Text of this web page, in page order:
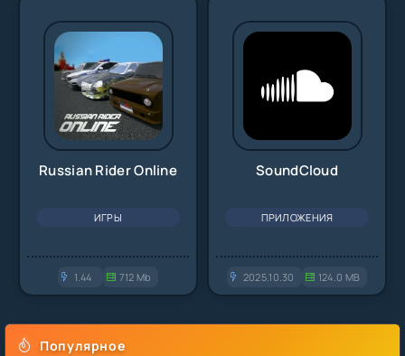
Russian Rider Online
ИГРЫ
1.44 712 Mb
SoundCloud
ПРИЛОЖЕНИЯ
2025.10.30 124.0 MB
Популярное